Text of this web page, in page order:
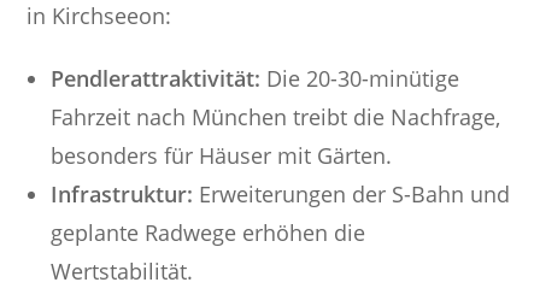
in Kirchseeon:
Pendlerattraktivität: Die 20-30-minütige
Fahrzeit nach München treibt die Nachfrage,
besonders für Häuser mit Gärten.
Infrastruktur: Erweiterungen der S-Bahn und
geplante Radwege erhöhen die
Wertstabilität.